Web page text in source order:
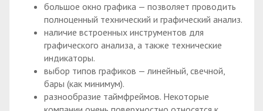
большое окно графика — позволяет проводить
полноценный технический и графический анализ.
наличие встроенных инструментов для
графического анализа, а также технические
индикаторы.
выбор типов графиков — линейный, свечной,
бары (как минимум).
разнообразие таймфреймов. Некоторые